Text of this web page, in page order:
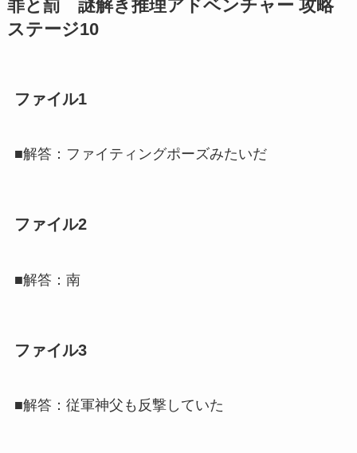
罪と罰 謎解き推理アドベンチャー 攻略
ステージ10
ファイル1
■解答：ファイティングポーズみたいだ
ファイル2
■解答：南
ファイル3
■解答：従軍神父も反撃していた